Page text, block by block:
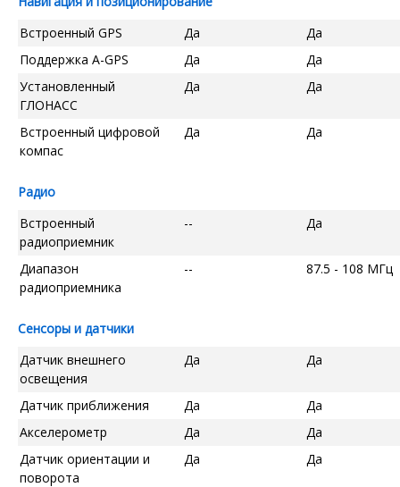
Встроенный GPS
Да
Да
Поддержка A-GPS
Да
Да
Установленный
ГЛОНАСС
Да Да
Встроенный цифровой
компас
Да Да
Радио
Встроенный
радиоприемник
-- Да
Диапазон
радиоприемника
-- 87.5 - 108 МГц
Сенсоры и датчики
Датчик внешнего
освещения
Да Да
Датчик приближения Да
Да
Акселерометр
Да
Да
Датчик ориентации и
поворота
Да Да